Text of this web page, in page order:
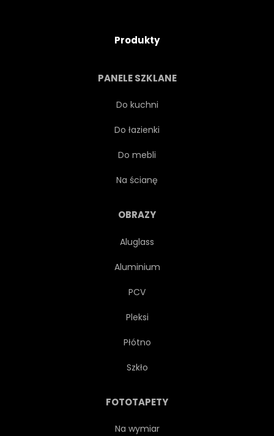
GRAFICZNY
AUSSENAUFNAHME
Produkty
PANELE SZKLANE
Do kuchni
Do łazienki
Do mebli
Na ścianę
OBRAZY
Aluglass
Aluminium
PCV
Pleksi
Płótno
Szkło
FOTOTAPETY
Na wymiar